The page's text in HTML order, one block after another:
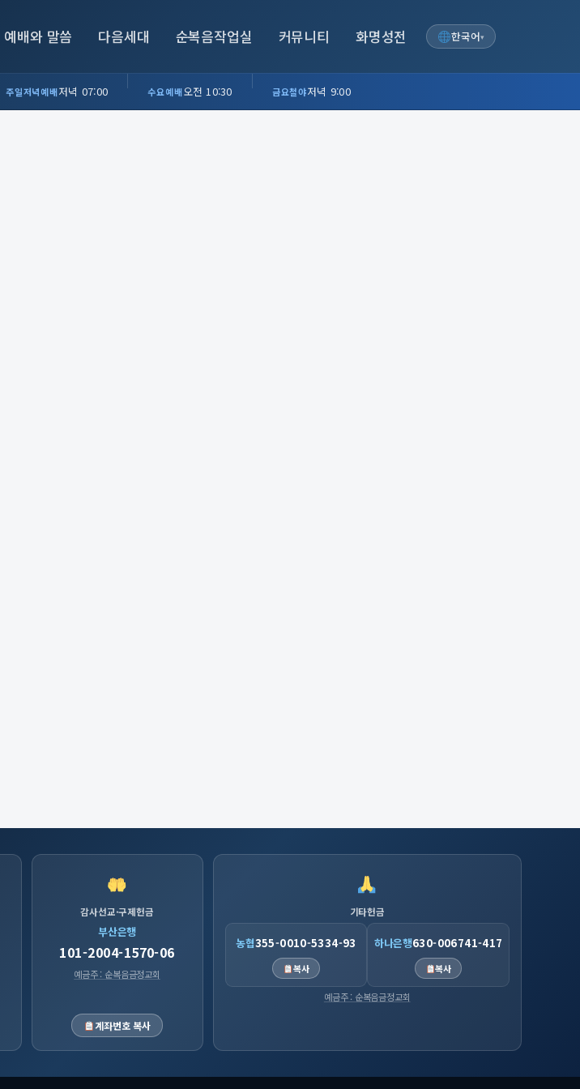
예배와 말씀 다음세대 순복음작업실 커뮤니티 화명성전 한국어▾
주일저녁예배저녁 07:00 수요예배오전 10:30 금요철야저녁 9:00
감사선교·구제헌금
부산은행
101-2004-1570-06
예금주 : 순복음금정교회
계좌번호 복사
기타헌금
농협355-0010-5334-93
복사
하나은행630-006741-417
복사
예금주 : 순복음금정교회